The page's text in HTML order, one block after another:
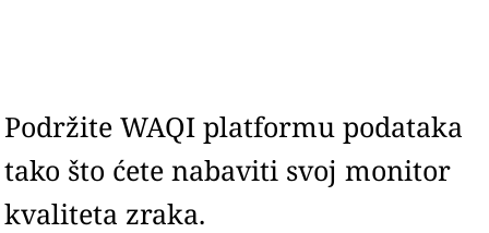
Podržite WAQI platformu podataka
tako što ćete nabaviti svoj monitor
kvaliteta zraka.